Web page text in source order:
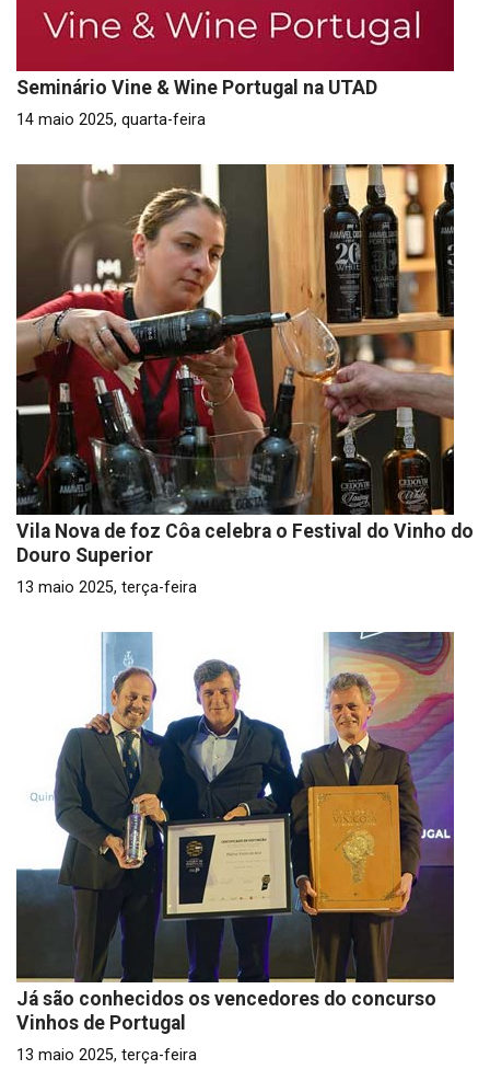
Seminário Vine & Wine Portugal na UTAD
14 maio 2025, quarta-feira
Vila Nova de foz Côa celebra o Festival do Vinho do
Douro Superior
13 maio 2025, terça-feira
Já são conhecidos os vencedores do concurso
Vinhos de Portugal
13 maio 2025, terça-feira